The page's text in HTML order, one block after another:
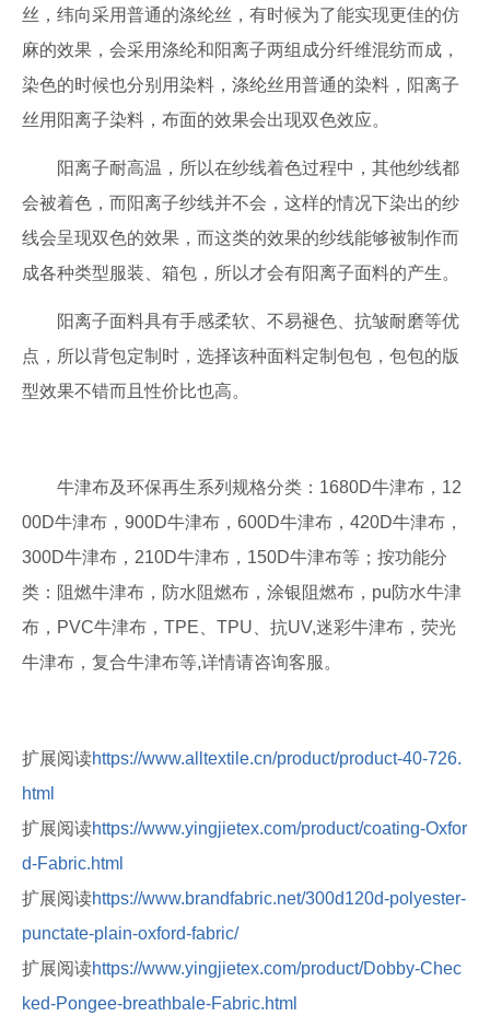
丝，纬向采用普通的涤纶丝，有时候为了能实现更佳的仿
麻的效果，会采用涤纶和阳离子两组成分纤维混纺而成，
染色的时候也分别用染料，涤纶丝用普通的染料，阳离子
丝用阳离子染料，布面的效果会出现双色效应。
阳离子耐高温，所以在纱线着色过程中，其他纱线都
会被着色，而阳离子纱线并不会，这样的情况下染出的纱
线会呈现双色的效果，而这类的效果的纱线能够被制作而
成各种类型服装、箱包，所以才会有阳离子面料的产生。
阳离子面料具有手感柔软、不易褪色、抗皱耐磨等优
点，所以背包定制时，选择该种面料定制包包，包包的版
型效果不错而且性价比也高。
牛津布及环保再生系列规格分类：1680D牛津布，12
00D牛津布，900D牛津布，600D牛津布，420D牛津布，
300D牛津布，210D牛津布，150D牛津布等；按功能分
类：阻燃牛津布，防水阻燃布，涂银阻燃布，pu防水牛津
布，PVC牛津布，TPE、TPU、抗UV,迷彩牛津布，荧光
牛津布，复合牛津布等,详情请咨询客服。
扩展阅读https://www.alltextile.cn/product/product-40-726.
html
扩展阅读https://www.yingjietex.com/product/coating-Oxfor
d-Fabric.html
扩展阅读https://www.brandfabric.net/300d120d-polyester-
punctate-plain-oxford-fabric/
扩展阅读https://www.yingjietex.com/product/Dobby-Chec
ked-Pongee-breathbale-Fabric.html